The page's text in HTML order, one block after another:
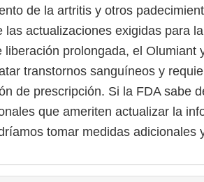
de la artritis y otros
las actualizaciones exigidas para
prolongada, el Olumiant
transtornos sanguíneos y
de prescripción. Si la FDA sabe
que ameriten actualizar la
tomar medidas adicionales